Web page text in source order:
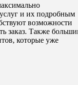
и их подробным
возможности
заказ. Также
которые уже